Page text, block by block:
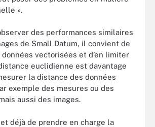
».
des performances similaires
de Small Datum, il convient de
vectorisées et d’en limiter
euclidienne est davantage
la distance des données
exemple des mesures ou des
aussi des images.
déjà de prendre en charge la